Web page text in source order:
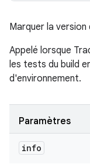
Marquer la
Appelé lorsque
les tests du build
d'environnement.
Paramètres
info